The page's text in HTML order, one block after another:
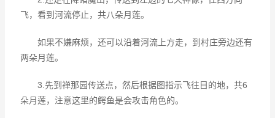
飞，看到河流停止，共八朵月莲。
如果不嫌麻烦，还可以沿着河流上方走，到村庄旁边还有
两朵月莲。
3.先到禅那园传送点，然后根据图指示飞往目的地，共6
朵月莲，注意这里的鳄鱼是会攻击角色的。